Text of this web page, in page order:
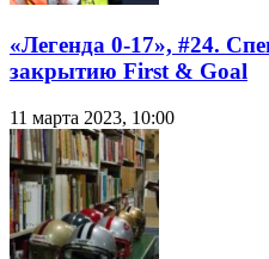
«Легенда 0-17», #24.
закрытию First & Goal
11 марта 2023, 10:00